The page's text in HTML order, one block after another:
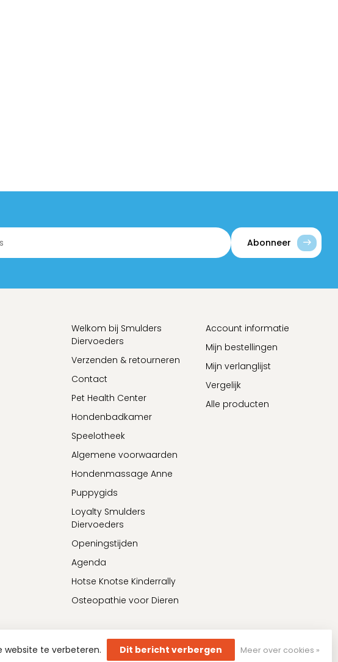
Abonneer
Welkom bij Smulders
Diervoeders
Verzenden & retourneren
Contact
Pet Health Center
Hondenbadkamer
Speelotheek
Algemene voorwaarden
Hondenmassage Anne
Puppygids
Loyalty Smulders
Diervoeders
Openingstijden
Agenda
Hotse Knotse Kinderrally
Osteopathie voor Dieren
Account informatie
Mijn bestellingen
Mijn verlanglijst
Vergelijk
Alle producten
website te verbeteren. Dit bericht verbergen Meer over cookies »